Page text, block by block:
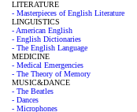
LITERATURE
- Masterpieces of English Literature
LINGUISTICS
- American English
- English Dictionaries
- The English Language
MEDICINE
- Medical Emergencies
- The Theory of Memory
MUSIC&DANCE
- The Beatles
- Dances
- Microphones